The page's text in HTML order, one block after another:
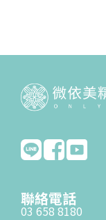
聯絡電話
03 658 8180